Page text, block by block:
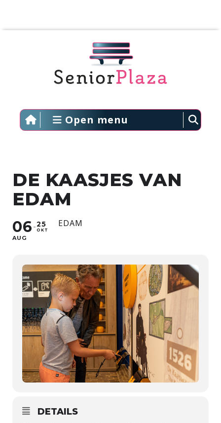
Open menu
DE KAASJES VAN
EDAM
06
AUG
25
OKT
EDAM
DETAILS